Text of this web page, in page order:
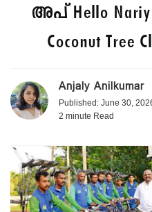
അപ്Hello
Coconut Tree
Anjaly Anilkumar
Published: June 30,
2 minute Read